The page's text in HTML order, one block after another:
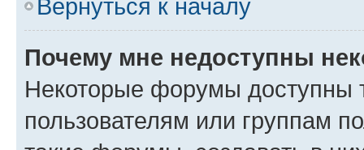
Вернуться к началу
Почему мне недоступны
Некоторые форумы доступны
пользователям или группам